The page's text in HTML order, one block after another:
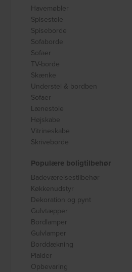
Havemøbler
Spisestole
Spiseborde
Sofaborde
Sofaer
TV-borde
Skænke
Understel & bordben
Sofaer
Lænestole
Højskabe
Vitrineskabe
Skriveborde
Populære boligtilbehør
Badeværelsestilbehør
Køkkenudstyr
Dekoration og pynt
Gulvtæpper
Bordlamper
Gulvlamper
Borddækning
Plaider
Opbevaring